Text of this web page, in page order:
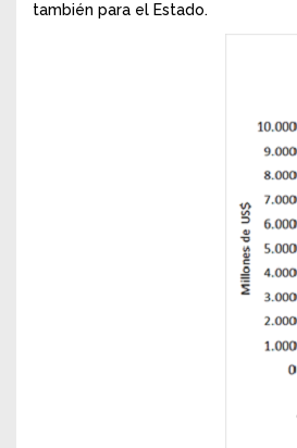
también para el Estado.